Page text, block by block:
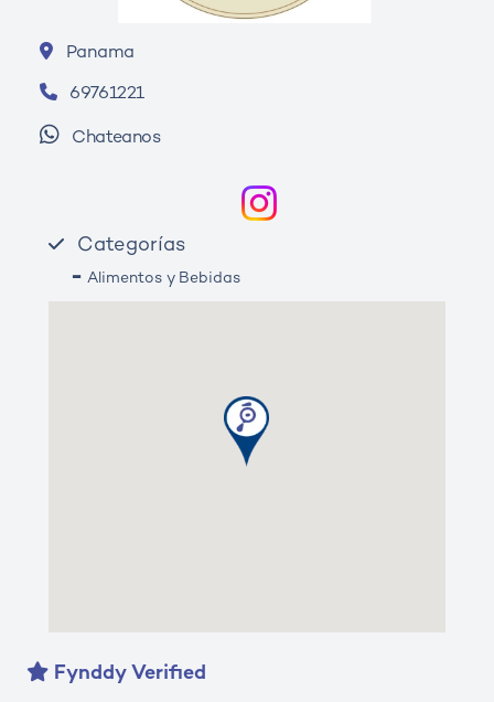
Panama
69761221
Chateanos
Categorías
- Alimentos y Bebidas
Fynddy Verified